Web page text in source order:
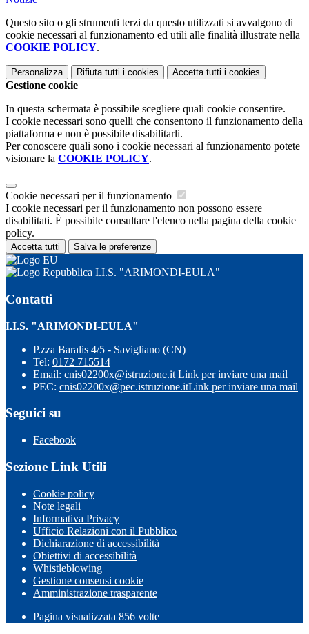
Questo sito o gli strumenti terzi da questo utilizzati si avvalgono di
cookie necessari al funzionamento ed utili alle finalità illustrate nella
COOKIE POLICY.
Personalizza Rifiuta tutti i cookies Accetta tutti i cookies
Gestione cookie
In questa schermata è possibile scegliere quali cookie consentire.
I cookie necessari sono quelli che consentono il funzionamento della
piattaforma e non è possibile disabilitarli.
Per conoscere quali sono i cookie necessari al funzionamento potete
visionare la COOKIE POLICY.
Cookie necessari per il funzionamento
I cookie necessari per il funzionamento non possono essere
disabilitati. È possibile consultare l'elenco nella pagina della cookie
policy.
Accetta tutti Salva le preferenze
I.I.S. "ARIMONDI-EULA"
Contatti
I.I.S. "ARIMONDI-EULA"
P.zza Baralis 4/5 - Savigliano (CN)
Tel: 0172 715514
Email: cnis02200x@istruzione.it Link per inviare una mail
PEC: cnis02200x@pec.istruzione.itLink per inviare una mail
Seguici su
Facebook
Sezione Link Utili
Cookie policy
Note legali
Informativa Privacy
Ufficio Relazioni con il Pubblico
Dichiarazione di accessibilità
Obiettivi di accessibilità
Whistleblowing
Gestione consensi cookie
Amministrazione trasparente
Pagina visualizzata 856 volte